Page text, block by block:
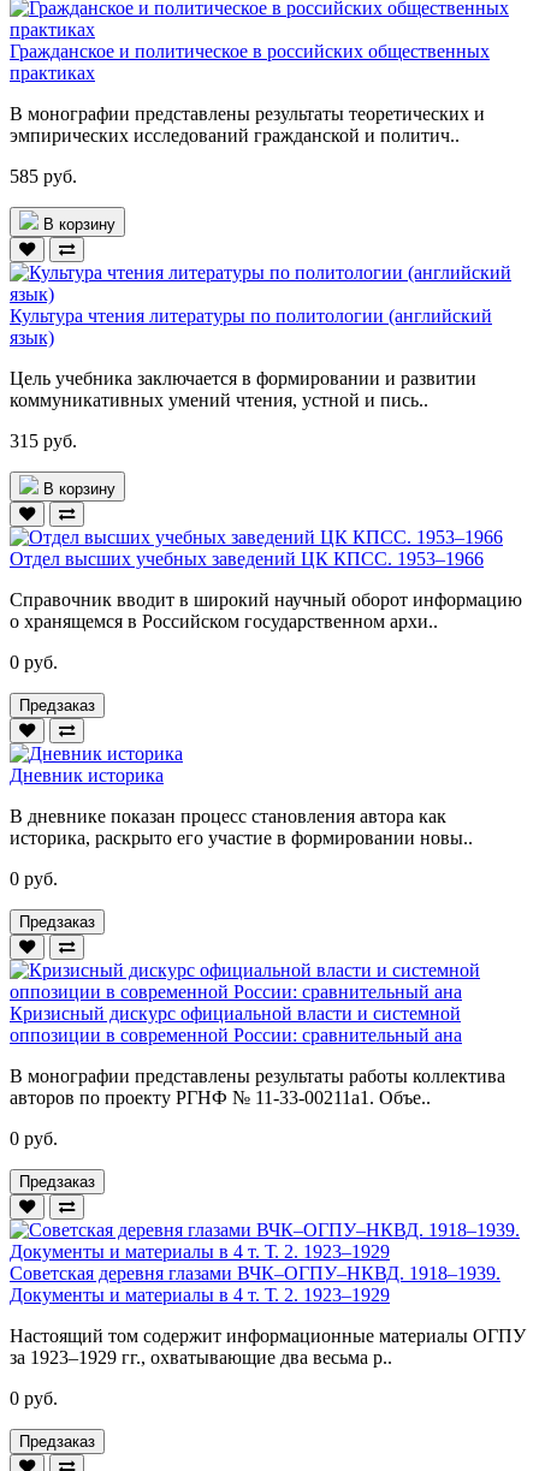
Гражданское и политическое в российских общественных
практиках
В монографии представлены результаты теоретических и
эмпирических исследований гражданской и политич..
585 руб.
В корзину
Культура чтения литературы по политологии (английский
язык)
Цель учебника заключается в формировании и развитии
комму­никативных умений чтения, устной и пись..
315 руб.
В корзину
Отдел высших учебных заведений ЦК КПСС. 1953–1966
Справочник вводит в широкий научный оборот информацию
о хранящемся в Российском государственном архи..
0 руб.
Предзаказ
Дневник историка
В дневнике показан процесс становления автора как
историка, раскрыто его участие в формировании новы..
0 руб.
Предзаказ
Кризисный дискурс официальной власти и системной
оппозиции в современной России: сравнительный ана
В монографии представлены результаты работы коллектива
авторов по проекту РГНФ № 11-33-00211а1. Объе..
0 руб.
Предзаказ
Советская деревня глазами ВЧК–ОГПУ–НКВД. 1918–1939.
Документы и материалы в 4 т. Т. 2. 1923–1929
Настоящий том содержит информационные материалы ОГПУ
за 1923–1929 гг., охватывающие два весьма р..
0 руб.
Предзаказ